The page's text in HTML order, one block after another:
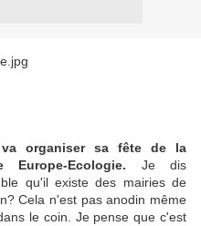
va organiser sa fête de la
Ecologie. Je dis
qu'il existe des mairies de
Cela n'est pas anodin même
le coin. Je pense que c'est